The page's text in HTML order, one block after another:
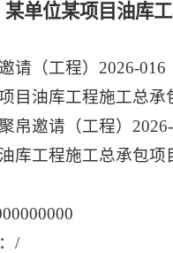
某单位某项目油库
请（工程）2026-016
目油库工程施工总
帛邀请（工程）
库工程施工总承包
/